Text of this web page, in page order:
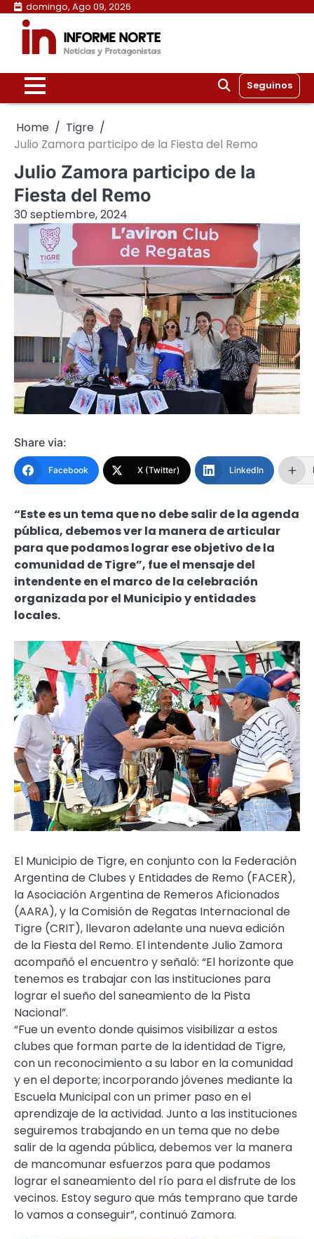
Skip
content
domingo, Ago 09, 2026
Seguinos
Home
Tigre
Julio Zamora participo de la Fiesta del Remo
Julio Zamora participo de la
Fiesta del Remo
30 septiembre, 2024
Share via:
Facebook X (Twitter) LinkedIn
“Este es un tema que no debe salir de la agenda
pública, debemos ver la manera de articular
para que podamos lograr ese objetivo de la
comunidad de Tigre”, fue el mensaje del
intendente en el marco de la celebración
organizada por el Municipio y entidades
locales.
El Municipio de Tigre, en conjunto con la Federación
Argentina de Clubes y Entidades de Remo (FACER),
la Asociación Argentina de Remeros Aficionados
(AARA), y la Comisión de Regatas Internacional de
Tigre (CRIT), llevaron adelante una nueva edición
de la Fiesta del Remo. El intendente Julio Zamora
acompañó el encuentro y señaló: “El horizonte que
tenemos es trabajar con las instituciones para
lograr el sueño del saneamiento de la Pista
Nacional”.
“Fue un evento donde quisimos visibilizar a estos
clubes que forman parte de la identidad de Tigre,
con un reconocimiento a su labor en la comunidad
y en el deporte; incorporando jóvenes mediante la
Escuela Municipal con un primer paso en el
aprendizaje de la actividad. Junto a las instituciones
seguiremos trabajando en un tema que no debe
salir de la agenda pública, debemos ver la manera
de mancomunar esfuerzos para que podamos
lograr el saneamiento del río para el disfrute de los
vecinos. Estoy seguro que más temprano que tarde
lo vamos a conseguir”, continuó Zamora.